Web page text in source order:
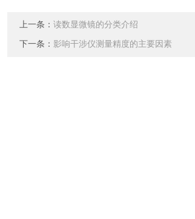
上一条： 读数显微镜的分类介绍
下一条： 影响干涉仪测量精度的主要因素